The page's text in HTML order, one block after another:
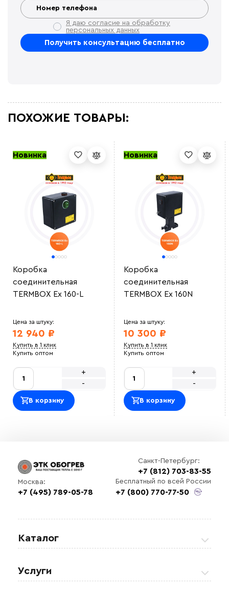
Я даю согласие на обработку
персональных данных
ПОХОЖИЕ ТОВАРЫ:
Новинка
Коробка
соединительная
TERMBOX Ex 160-L
Цена за штуку:
12 940 ₽
Купить в 1 клик
Купить оптом
-
+
В корзину
Новинка
Коробка
соединительная
TERMBOX Ex 160N
Цена за штуку:
10 300 ₽
Купить в 1 клик
Купить оптом
-
+
В корзину
Санкт-Петербург:
+7 (812) 703-83-55
Москва:
+7 (495) 789-05-78
Бесплатный по всей России
+7 (800) 770-77-50
Каталог
Услуги